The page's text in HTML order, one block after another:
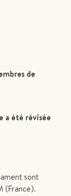
de
a été révisée
sont
(France).